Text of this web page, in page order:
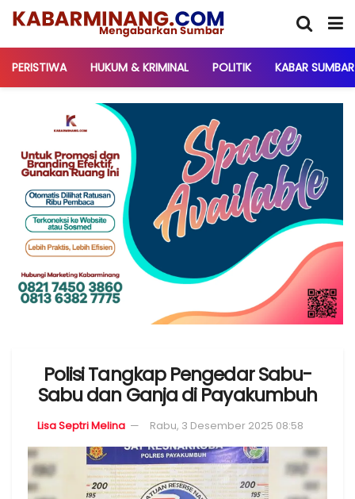
PERISTIWA HUKUM & KRIMINAL POLITIK KABAR SUMBAR
Polisi Tangkap Pengedar Sabu-
Sabu dan Ganja di Payakumbuh
Lisa Septri Melina Rabu, 3 Desember 2025 08:58